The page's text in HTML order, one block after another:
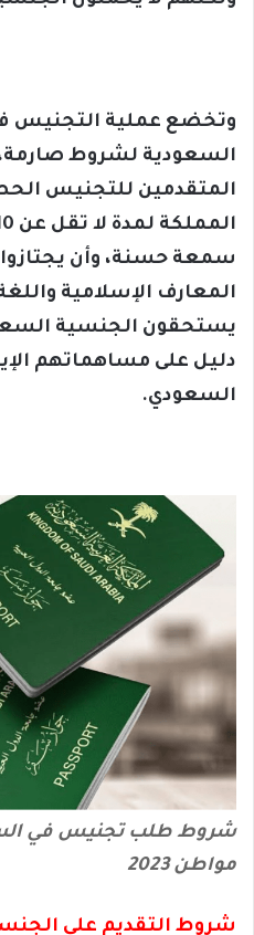
وتخضع عملية التجنيس
السعودية لشروط
المتقدمين للتجنيس
سمعة حسنة، وأن يجتازوا
المعارف الإسلامية
يستحقون الجنسية
دليل على مساهماتهم
السعودي.
شروط طلب تجنيس في
مواطن 2023
شروط التقديم على